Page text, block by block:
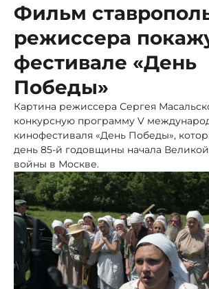
Фильм
режиссера
фестивале «День
Победы»
Картина режиссера Сергея
конкурсную программу V
кинофестиваля «День Победы»,
день 85-й годовщины начала
войны в Москве.